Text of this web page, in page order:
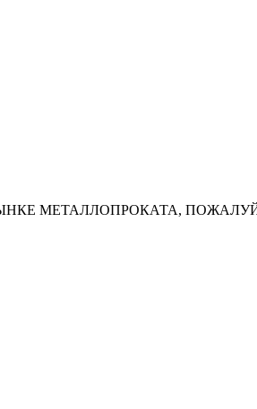
МЕТАЛЛОПРОКАТА,